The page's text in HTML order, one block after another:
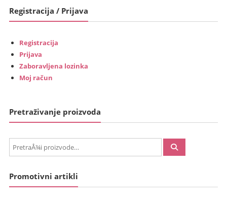
Registracija / Prijava
Registracija
Prijava
Zaboravljena lozinka
Moj račun
Pretraživanje proizvoda
PretraÅ¾i:
Promotivni artikli